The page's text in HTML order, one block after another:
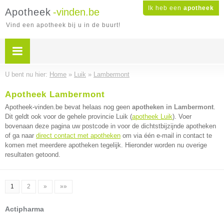
Ik heb een apotheek
Apotheek -vinden.be
Vind een apotheek bij u in de buurt!
U bent nu hier: Home » Luik » Lambermont
Apotheek Lambermont
Apotheek-vinden.be bevat helaas nog geen apotheken in Lambermont.
Dit geldt ook voor de gehele provincie Luik (apotheek Luik). Voer
bovenaan deze pagina uw postcode in voor de dichtstbijzijnde apotheken
of ga naar direct contact met apotheken om via één e-mail in contact te
komen met meerdere apotheken tegelijk. Hieronder worden nu overige
resultaten getoond.
1 2 » »»
Actipharma